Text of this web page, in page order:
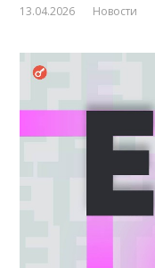
13.04.2026 Новости